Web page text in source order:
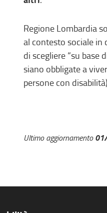
Regione Lombardia
al contesto sociale
di scegliere “su base
siano obbligate a
persone con
Ultimo aggiornamento